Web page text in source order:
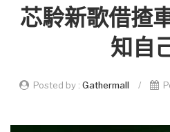
芯駖新歌借揸
知自
Posted by : Gathermall /